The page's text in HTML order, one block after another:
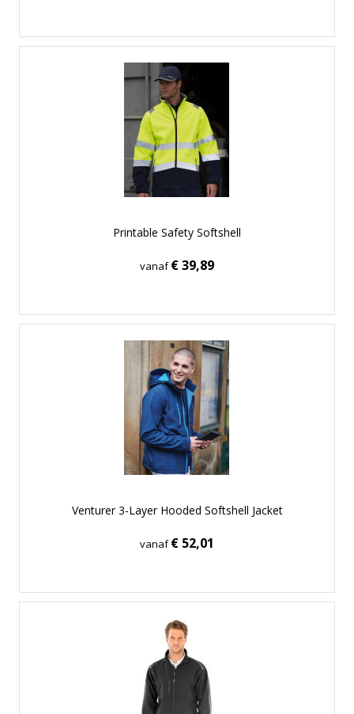
Printable Safety Softshell
vanaf€ 39,89
Venturer 3-Layer Hooded Softshell Jacket
vanaf€ 52,01